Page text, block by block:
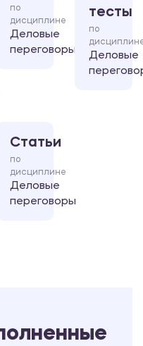
по
дисциплине
Деловые
переговоры
тесты
по
Деловые
Статьи
по
дисциплине
Деловые
переговоры